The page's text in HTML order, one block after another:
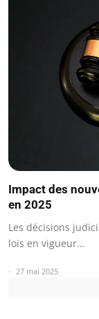
Impact des
en 2025
Les décisions
lois en vigueur…
27 mai 2025